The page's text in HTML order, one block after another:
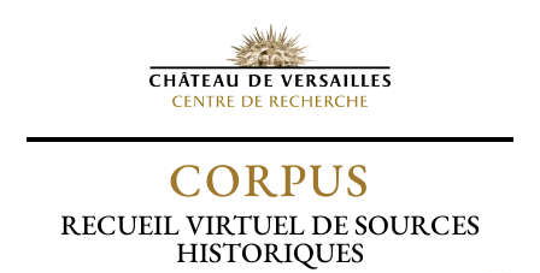
CORPUS
RECUEIL VIRTUEL DE SOURCES
HISTORIQUES